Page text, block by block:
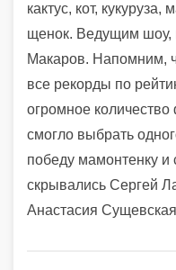
кактус, кот,
щенок. Ведущим шоу,
Макаров. Напомним,
все рекорды по
огромное
смогло выбрать
победу мамонтенку и
скрывались Сергей
Анастасия Сущевская